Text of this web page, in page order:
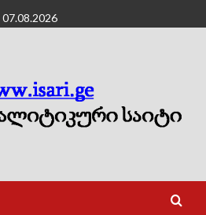
07.08.2026